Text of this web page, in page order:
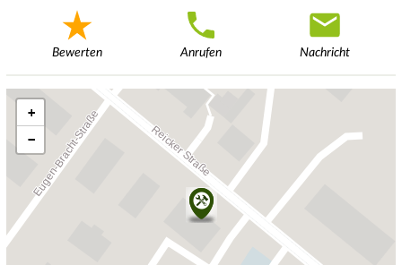
Bewerten Anrufen Nachricht
+
−